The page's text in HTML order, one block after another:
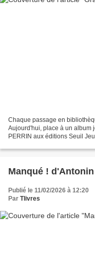
Chaque passage en
Aujourd'hui, place à un album
PERRIN aux éditions Seuil
Manqué ! d'Antonin
Publié le 11/02/2026 à 12:20
Par Tlivres